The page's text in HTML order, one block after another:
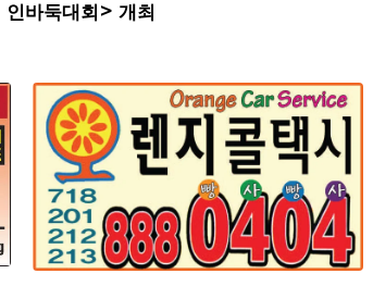
인바둑대회> 개최